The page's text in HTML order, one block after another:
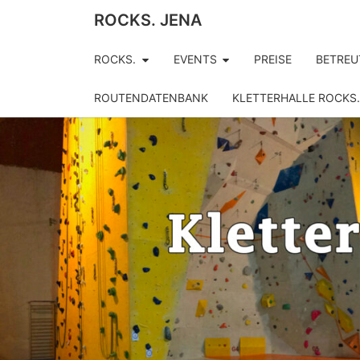
ROCKS. JENA
ROCKS. EVENTS PREISE
ROUTENDATENBANK KLETTERHALLE ROCKS.